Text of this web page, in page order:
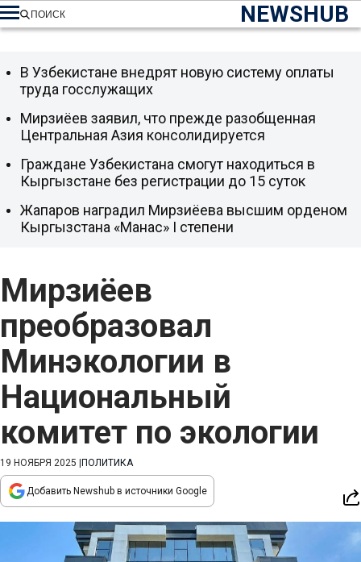
NEWSHUB
ПОИСК
Мирзиёев
преобразовал
Минэкологии в
Национальный
комитет по экологии
19 НОЯБРЯ 2025 ПОЛИТИКА
Добавить Newshub в источники Google
В Узбекистане внедрят новую систему оплаты
труда госслужащих
Мирзиёев заявил, что прежде разобщенная
Центральная Азия консолидируется
Граждане Узбекистана смогут находиться в
Кыргызстане без регистрации до 15 суток
Жапаров наградил Мирзиёева высшим орденом
Кыргызстана «Манас» I степени